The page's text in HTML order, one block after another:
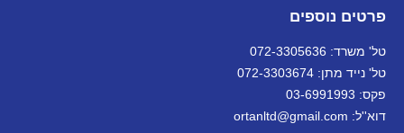
פרטים נוספים
טל' משרד: 072-3305636
טל' נייד מתן: 072-3303674
פקס: 03-6991993
דוא''ל: ortanltd@gmail.com